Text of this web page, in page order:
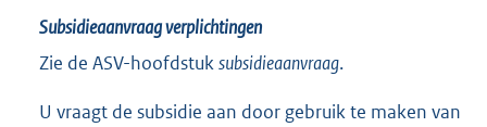
Subsidieaanvraag verplichtingen
Zie de ASV-hoofdstuksubsidieaanvraag.
U vraagt de subsidie aan door gebruik te maken van